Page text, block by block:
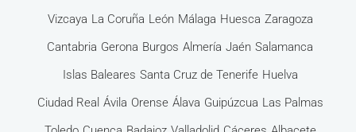
Vizcaya La Coruña León Málaga Huesca Zaragoza
Cantabria Gerona Burgos Almería Jaén Salamanca
Islas Baleares Santa Cruz de Tenerife Huelva
Ciudad Real Ávila Orense Álava Guipúzcua Las Palmas